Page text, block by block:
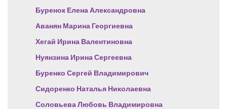
Буренок Елена Александровна
Аванян Марина Георгиевна
Хегай Ирина Валентиновна
Нуянзина Ирина Сергеевна
Буренко Сергей Владимирович
Сидоренко Наталья Николаевна
Соловьева Любовь Владимировна